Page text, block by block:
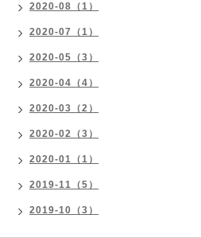
2020-08（1）
2020-07（1）
2020-05（3）
2020-04（4）
2020-03（2）
2020-02（3）
2020-01（1）
2019-11（5）
2019-10（3）